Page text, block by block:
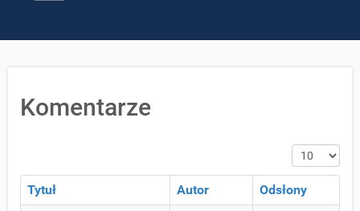
Komentarze
Pokaż #
Tytuł Autor
Odsłony